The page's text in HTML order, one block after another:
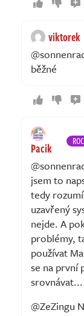
viktorek
běžné
Pacik
jsem to
tedy
uzavřený
nejde. A
problémy,
používat
se na první
srovnávat...
@ZeZingu